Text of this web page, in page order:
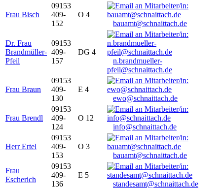
Frau Bisch
09153
409-
152
O 4
bauamt@schnaittach.de
Dr. Frau
Brandmüller-
Pfeil
09153
409-
157
DG 4
n.brandmueller-
pfeil@schnaittach.de
Frau Braun
09153
409-
130
E 4
ewo@schnaittach.de
Frau Brendl
09153
409-
124
O 12
info@schnaittach.de
Herr Ertel
09153
409-
153
O 3
bauamt@schnaittach.de
Frau
Escherich
09153
409-
136
E 5
standesamt@schnaittach.de